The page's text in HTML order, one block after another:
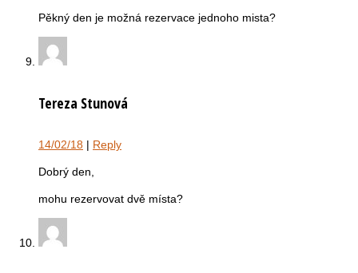
Pěkný den je možná rezervace jednoho mista?
Tereza Stunová
14/02/18 | Reply
Dobrý den,
mohu rezervovat dvě místa?